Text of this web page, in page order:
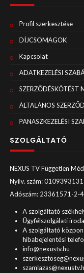
Profil szerkesztése
DÍJCSOMAGOK
Kapcsolat
ADATKEZELÉSI
SZERZŐDÉSKÖTÉST
ÁLTALÁNOS
PANASZKEZELÉSI
SZOLGÁLTATÓ
NEXUS TV Független
Nyilv. szám: 0109393131
Adószám: 23361571-2-
A szolgáltató
Ügyfélszolgálati
A szolgáltató
hibabejelentési
info@nexustv.hu